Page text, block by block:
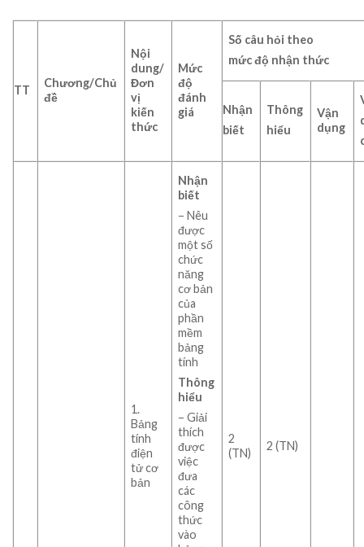
TT
Chương/Chủ
đề
Nội
dung/
Đơn
vị
kiến
thức
Mức
độ
đánh
giá
Số câu hỏi theo
mức độ nhận thức
Nhận
biết
Thông
hiểu
Vận
dụng
1.
Bảng
tính
điện
tử cơ
bản
Nhận
biết
– Nêu
được
một số
chức
năng
cơ bản
của
phần
mềm
bảng
tính
Thông
hiểu
– Giải
thích
được
việc
đưa
các
công
thức
vào
2
(TN)
2 (TN)